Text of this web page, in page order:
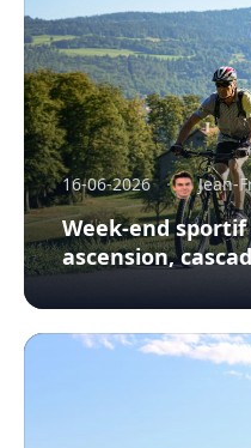
16-06-2026 Jean-
Week-end
ascension,